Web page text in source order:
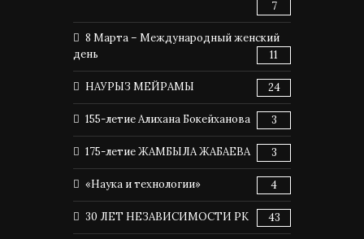
7
8 Марта – Международный женский
день
11
НАУРЫЗ МЕЙРАМЫ 24
155-летие Алихана Бокейханова 3
175-летие ЖАМБЫЛА ЖАБАЕВА 3
«Наука и технологии» 4
30 ЛЕТ НЕЗАВИСИМОСТИ РК 43